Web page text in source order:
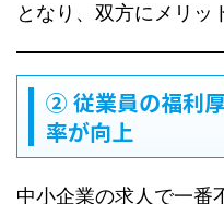
となり、双方にメリッ
② 従業員の福利
率が向上
中小企業の求人で一番